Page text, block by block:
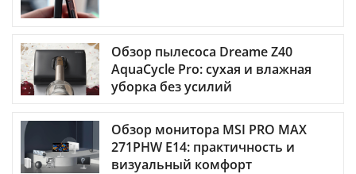
Обзор пылесоса Dreame Z40
AquaCycle Pro: сухая и влажная
уборка без усилий
Обзор монитора MSI PRO MAX
271PHW E14: практичность и
визуальный комфорт